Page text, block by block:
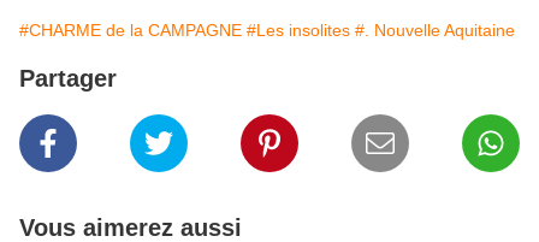
#CHARME de la CAMPAGNE #Les insolites #. Nouvelle Aquitaine
Partager
Vous aimerez aussi